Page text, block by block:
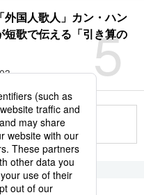
5
外国人歌人」カン・ハン
短歌で伝える「引き算の